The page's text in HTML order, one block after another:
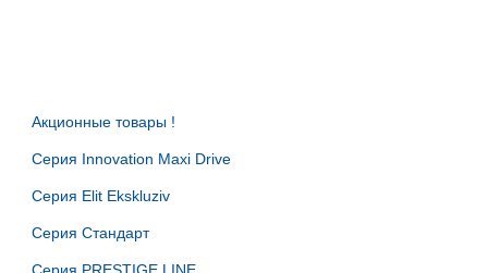
Акционные товары
Серия Innovation Maxi Drive
Серия Elit Ekskluziv
Серия Стандарт
Серия PRESTIGE LINE